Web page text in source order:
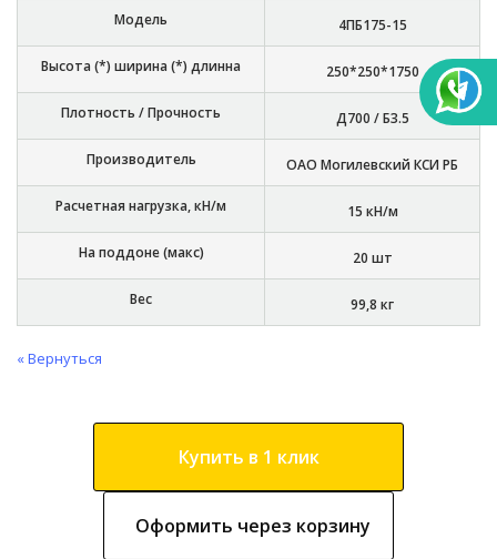
Модель 4ПБ175-15
Высота (*) ширина (*) длинна 250*250*1750
Плотность / Прочность Д700 / Б3.5
Производитель ОАО Могилевский КСИ РБ
Расчетная нагрузка, кН/м 15 кН/м
На поддоне (макс) 20 шт
Вес 99,8 кг
« Вернуться
Купить в 1 клик
Оформить через корзину